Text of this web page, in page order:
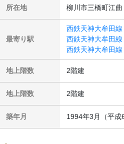
所在地 柳川市三橋町江曲
最寄り駅
西鉄天神大牟田線
西鉄天神大牟田線
西鉄天神大牟田
地上階数 2階建
地上階数 2階建
築年月 1994年3月 （平成